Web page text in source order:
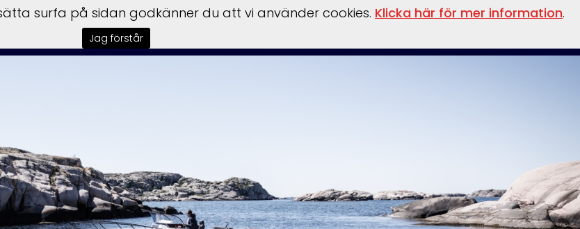
Motorer Trailer
surfa på sidan godkänner du att vi använder cookies. Klicka här för mer information.
Jag förstår